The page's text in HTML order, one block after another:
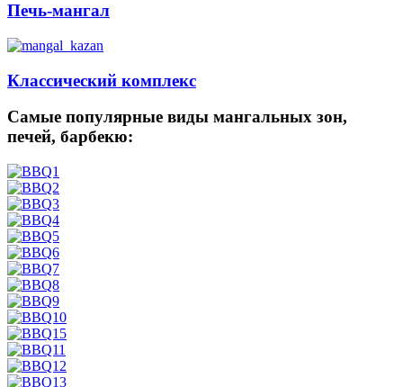
Печь-мангал
Классический комплекс
Самые популярные виды мангальных зон,
печей, барбекю: